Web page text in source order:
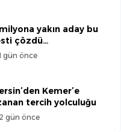
yakın aday bu
çözdü…
gün önce
Kemer’e
tercih yolculuğu
2 gün önce